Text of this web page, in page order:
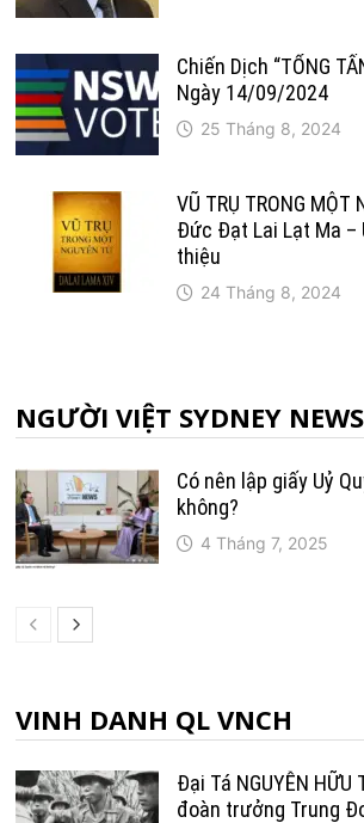
Chiến Dịch “TỔNG
Ngày 14/09/2024
25 Tháng 8, 2024
VŨ TRỤ TRONG MỘT
Đức Đạt Lai Lạt Ma –
thiệu
24 Tháng 8, 2024
NGƯỜI VIỆT SYDNEY NEWS
Có nên lập giấy Uỷ
không?
4 Tháng 7, 2025
VINH DANH QL VNCH
Đại Tá NGUYỄN HỮU
đoàn trưởng Trung